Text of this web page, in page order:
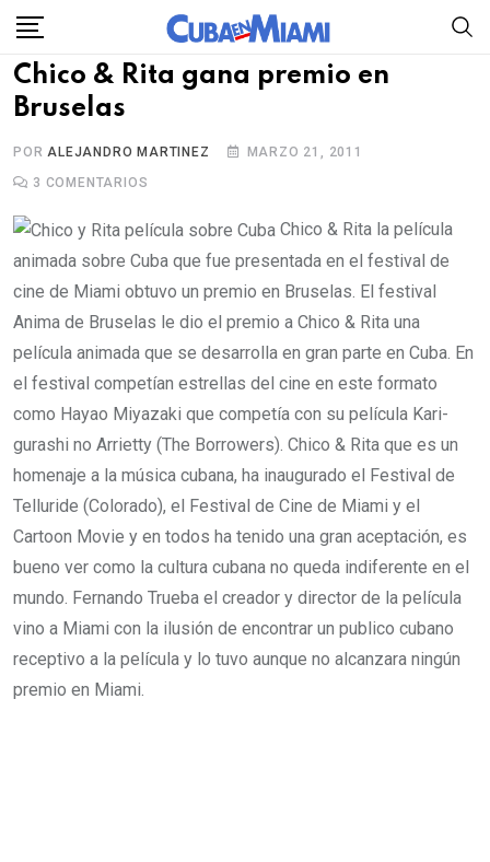
Skip
content
Chico & Rita gana premio en
Bruselas
PORALEJANDRO MARTINEZ
MARZO 21, 2011
3 COMENTARIOS
Chico & Rita la película
animada sobre Cuba que fue presentada en el festival de
cine de Miami obtuvo un premio en Bruselas. El festival
Anima de Bruselas le dio el premio a Chico & Rita una
película animada que se desarrolla en gran parte en Cuba. En
el festival competían estrellas del cine en este formato
como Hayao Miyazaki que competía con su película Kari-
gurashi no Arrietty (The Borrowers). Chico & Rita que es un
homenaje a la música cubana, ha inaugurado el Festival de
Telluride (Colorado), el Festival de Cine de Miami y el
Cartoon Movie y en todos ha tenido una gran aceptación, es
bueno ver como la cultura cubana no queda indiferente en el
mundo. Fernando Trueba el creador y director de la película
vino a Miami con la ilusión de encontrar un publico cubano
receptivo a la película y lo tuvo aunque no alcanzara ningún
premio en Miami.